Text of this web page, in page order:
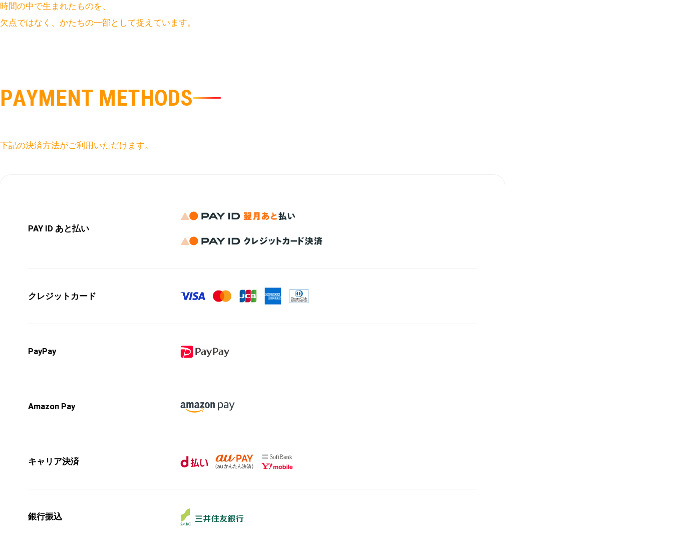
時間の中で生まれたものを、
欠点ではなく、かたちの一部として捉えています。
PAYMENT METHODS
下記の決済方法がご利用いただけます。
PAY ID あと払い
クレジットカード
PayPay
Amazon Pay
キャリア決済
銀行振込